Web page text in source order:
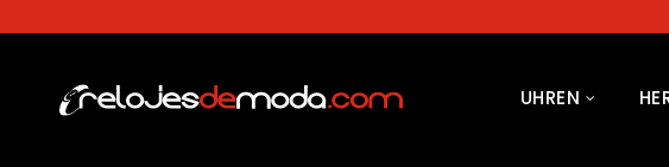
UHREN